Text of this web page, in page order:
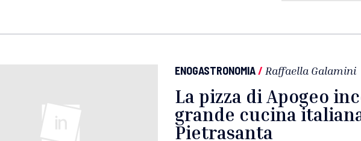
ENOGASTRONOMIA/ Raffaella Galamini
La pizza di Apogeo
grande cucina
Pietrasanta